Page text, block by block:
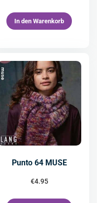
In den Warenkorb
Punto 64 MUSE
€4.95